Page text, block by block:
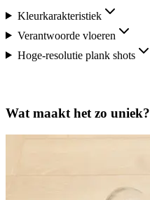
Kleurkarakteristiek
Verantwoorde vloeren
Hoge-resolutie plank shots
Wat maakt het zo uniek?